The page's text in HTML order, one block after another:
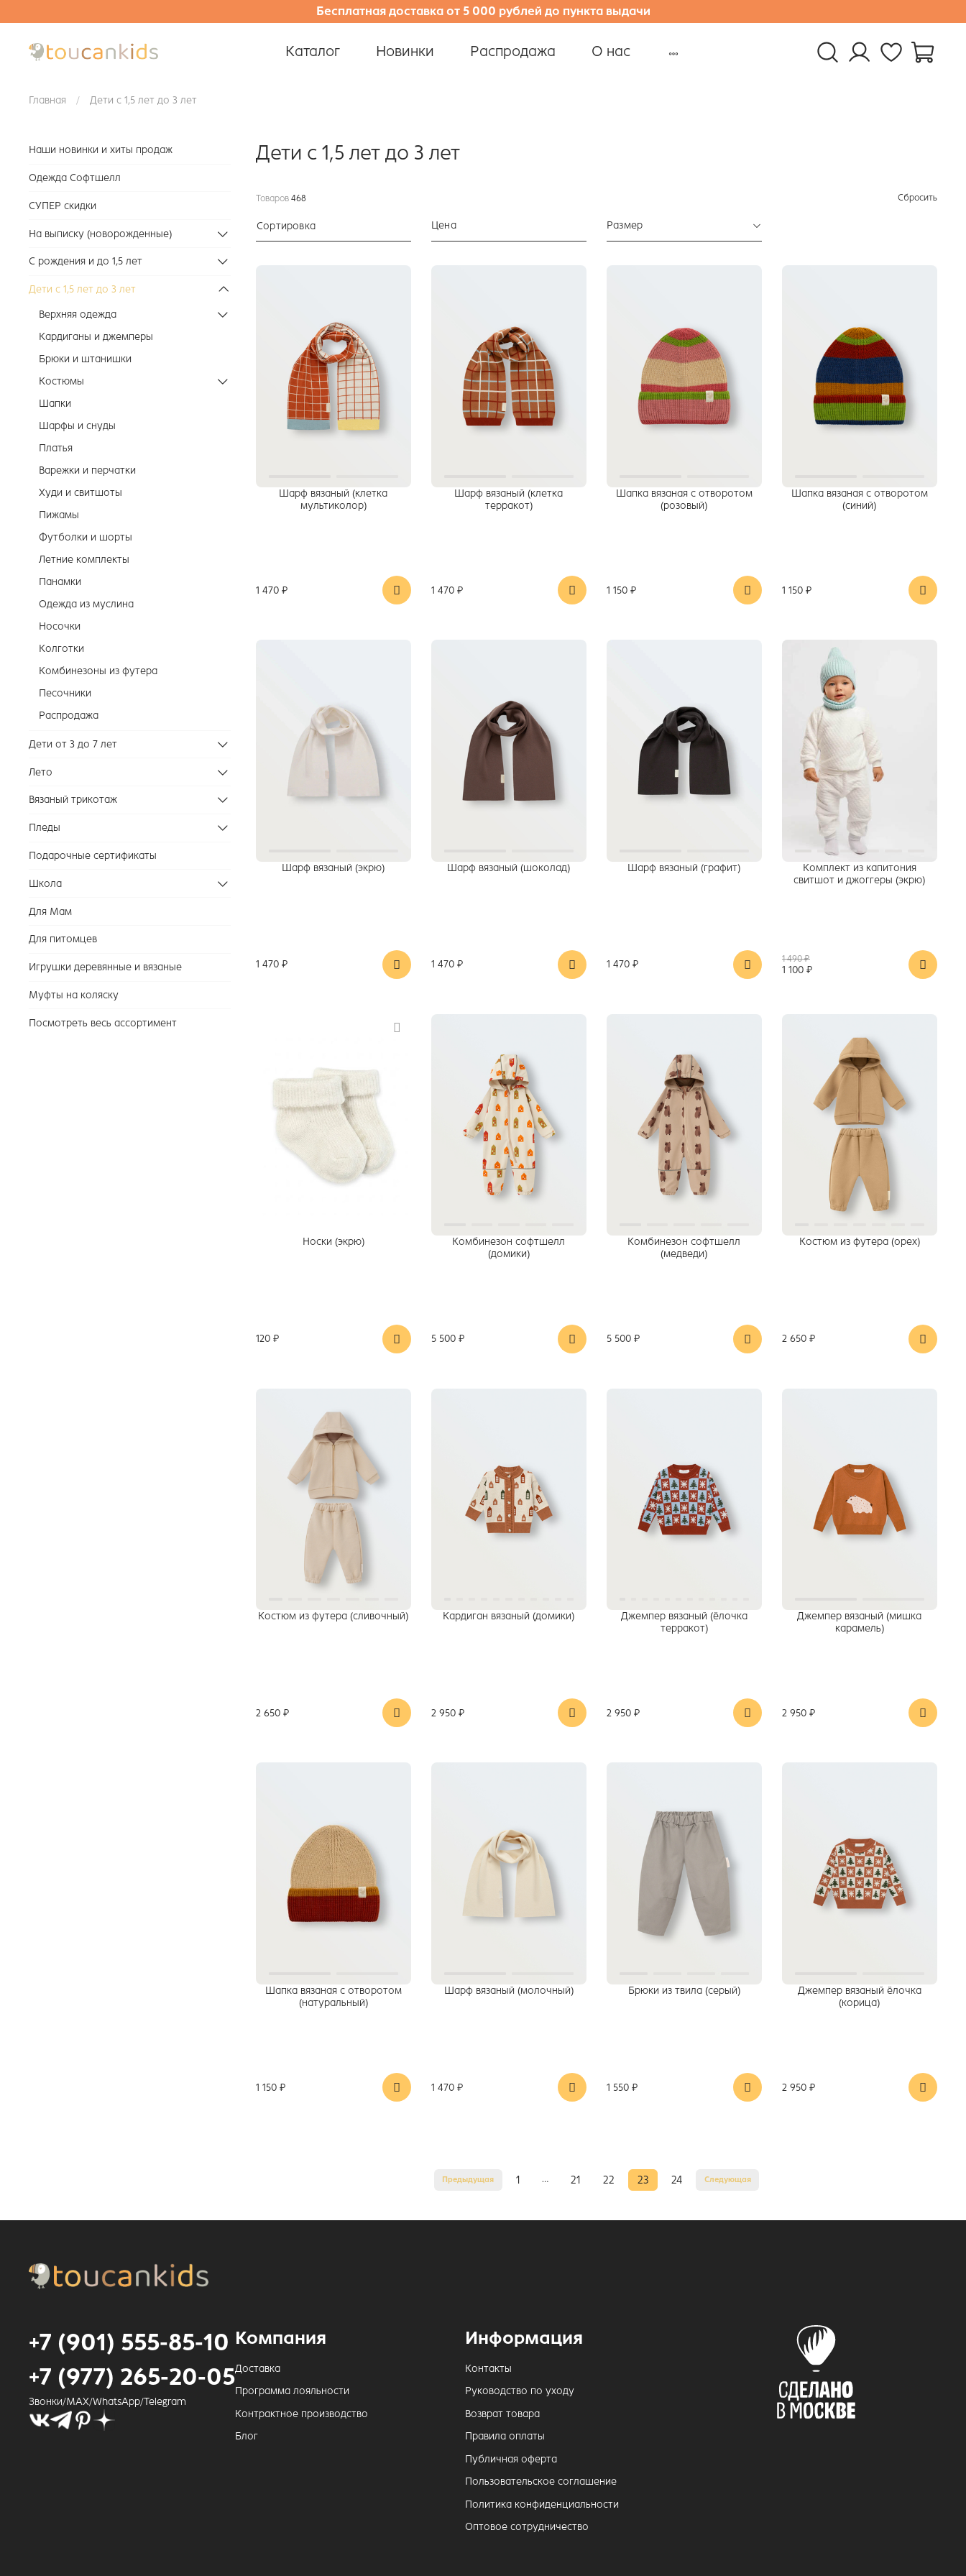
Бесплатная доставка от 5 000 рублей до пункта выдачи
Каталог Новинки Распродажа О нас
Главная Дети с 1,5 лет до 3 лет
Дети с 1,5 лет до 3 лет
Товаров 468 Сбросить
Сортировка Цена Размер
Шарф вязаный (клетка
мультиколор)
1 470 ₽
Шарф вязаный (клетка
терракот)
1 470 ₽
Шапка вязаная с отворотом
(розовый)
1 150 ₽
Шапка вязаная с отворотом
(синий)
1 150 ₽
Шарф вязаный (экрю)
1 470 ₽
Шарф вязаный (шоколад)
1 470 ₽
Шарф вязаный (графит)
1 470 ₽
Комплект из капитония
свитшот и джоггеры (экрю)
1 490 ₽
1 100 ₽
Носки (экрю)
120 ₽
Комбинезон софтшелл
(домики)
5 500 ₽
Комбинезон софтшелл
(медведи)
5 500 ₽
Костюм из футера (орех)
2 650 ₽
Костюм из футера (сливочный)
2 650 ₽
Кардиган вязаный (домики)
2 950 ₽
Джемпер вязаный (ёлочка
терракот)
2 950 ₽
Джемпер вязаный (мишка
карамель)
2 950 ₽
Шапка вязаная с отворотом
(натуральный)
1 150 ₽
Шарф вязаный (молочный)
1 470 ₽
Брюки из твила (серый)
1 550 ₽
Джемпер вязаный ёлочка
(корица)
2 950 ₽
Предыдущая 1 … 21 22 23 24 Следующая
Наши новинки и хиты продаж
Одежда Софтшелл
СУПЕР скидки
На выписку (новорожденные)
С рождения и до 1,5 лет
Дети с 1,5 лет до 3 лет
Верхняя одежда
Кардиганы и джемперы
Брюки и штанишки
Костюмы
Шапки
Шарфы и снуды
Платья
Варежки и перчатки
Худи и свитшоты
Пижамы
Футболки и шорты
Летние комплекты
Панамки
Одежда из муслина
Носочки
Колготки
Комбинезоны из футера
Песочники
Распродажа
Дети от 3 до 7 лет
Лето
Вязаный трикотаж
Пледы
Подарочные сертификаты
Школа
Для Мам
Для питомцев
Игрушки деревянные и вязаные
Муфты на коляску
Посмотреть весь ассортимент
+7 (901) 555-85-10
+7 (977) 265-20-05
Звонки/MAX/WhatsApp/Telegram
Компания
Доставка
Программа лояльности
Контрактное производство
Блог
Информация
Контакты
Руководство по уходу
Возврат товара
Правила оплаты
Публичная оферта
Пользовательское соглашение
Политика конфиденциальности
Оптовое сотрудничество